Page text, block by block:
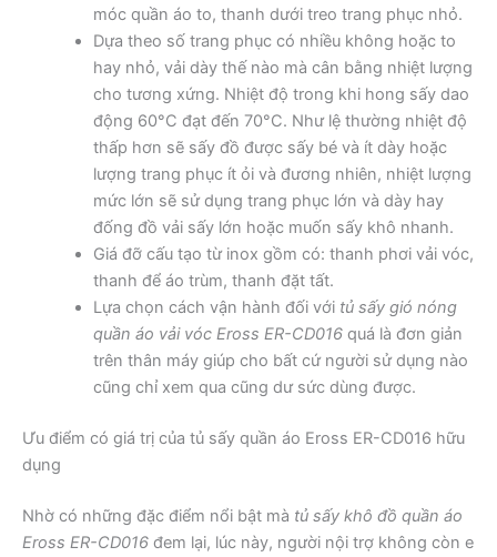
móc quần áo to, thanh dưới treo trang phục nhỏ.
Dựa theo số trang phục có nhiều không hoặc to
hay nhỏ, vải dày thế nào mà cân bằng nhiệt lượng
cho tương xứng. Nhiệt độ trong khi hong sấy dao
động 60°C đạt đến 70°C. Như lệ thường nhiệt độ
thấp hơn sẽ sấy đồ được sấy bé và ít dày hoặc
lượng trang phục ít ỏi và đương nhiên, nhiệt lượng
mức lớn sẽ sử dụng trang phục lớn và dày hay
đống đồ vải sấy lớn hoặc muốn sấy khô nhanh.
Giá đỡ cấu tạo từ inox gồm có: thanh phơi vải vóc,
thanh để áo trùm, thanh đặt tất.
Lựa chọn cách vận hành đối với tủ sấy gió nóng
quần áo vải vóc Eross ER-CD016quá là đơn giản
trên thân máy giúp cho bất cứ người sử dụng nào
cũng chỉ xem qua cũng dư sức dùng được.
Ưu điểm có giá trị của tủ sấy quần áo Eross ER-CD016 hữu
dụng
Nhờ có những đặc điểm nổi bật mà tủ sấy khô đồ quần áo
Eross ER-CD016 đem lại, lúc này, người nội trợ không còn e